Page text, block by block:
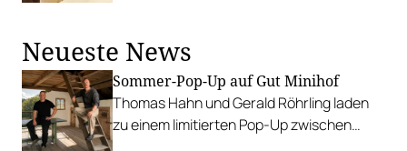
Neueste News
Sommer-Pop-Up auf Gut Minihof
Thomas Hahn und Gerald Röhrling laden
zu einem limitierten Pop-Up zwischen